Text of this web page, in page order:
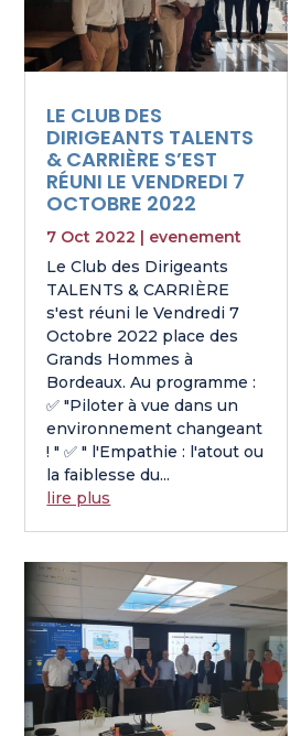
LE CLUB DES
DIRIGEANTS TALENTS
& CARRIÈRE S’EST
RÉUNI LE VENDREDI 7
OCTOBRE 2022
7 Oct 2022 | evenement
Le Club des Dirigeants
TALENTS & CARRIÈRE
s'est réuni le Vendredi 7
Octobre 2022 place des
Grands Hommes à
Bordeaux. Au programme :
✅ "Piloter à vue dans un
environnement changeant
! " ✅ " l'Empathie : l'atout ou
la faiblesse du...
lire plus